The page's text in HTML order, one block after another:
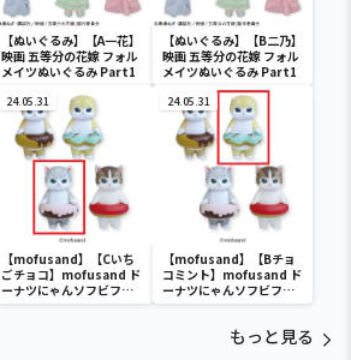
【ぬいぐるみ】【A一花】
映画 五等分の花嫁 フォル
メイツぬいぐるみ Part1
【ぬいぐるみ】【B二乃】
映画 五等分の花嫁 フォル
メイツぬいぐるみ Part1
24.05.31
【mofusand】【Cいち
ごチョコ】mofusand ド
ーナツにゃんソフビフィ
ギュア
24.05.31
【mofusand】【Bチョ
コミント】mofusand ド
ーナツにゃんソフビフィ
ギュア
もっと見る